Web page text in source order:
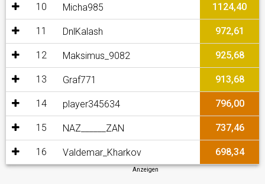
10 Micha985 1124,40
11 DnlKalash 972,61
12 Maksimus_9082 925,68
13 Graf771 913,68
14 player345634 796,00
15 NAZ______ZAN 737,46
16 Valdemar_Kharkov 698,34
Anzeigen